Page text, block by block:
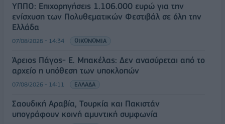
ΥΠΠΟ: Επιχορηγήσεις 1.106.000 ευρώ για την
ενίσχυση των Πολυθεματικών Φεστιβάλ σε όλη την
Ελλάδα
07/08/2026 - 14:34 ΟΙΚΟΝΟΜΙΑ
Άρειος Πάγος- Ε. Μπακέλας: Δεν ανασύρεται από το
αρχείο η υπόθεση των υποκλοπών
07/08/2026 - 14:11 ΕΛΛΑΔΑ
Σαουδική Αραβία, Τουρκία και Πακιστάν
υπογράφουν κοινή αμυντική συμφωνία